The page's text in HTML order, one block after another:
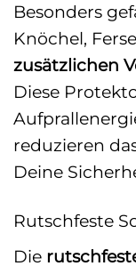
Besonders
Knöchel,
zusätzlichen
Diese
reduzieren
Deine
Rutschfeste
Die